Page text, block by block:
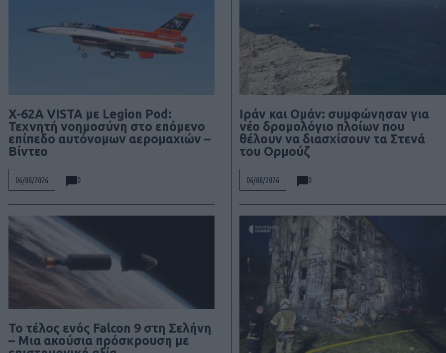
X-62A VISTA με Legion Pod:
Τεχνητή νοημοσύνη στο επόμενο
επίπεδο αυτόνομων αερομαχιών –
Βίντεο
06/08/2026 0
Ιράν και Ομάν: συμφώνησαν για
νέο δρομολόγιο πλοίων που
θέλουν να διασχίσουν τα Στενά
του Ορμούζ
06/08/2026 0
Το τέλος ενός Falcon 9 στη Σελήνη
– Μια ακούσια πρόσκρουση με